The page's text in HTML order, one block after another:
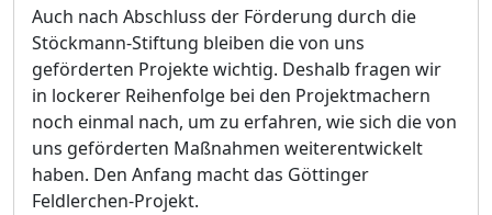
Auch nach Abschluss der Förderung durch die
Stöckmann-Stiftung bleiben die von uns
geförderten Projekte wichtig. Deshalb fragen wir
in lockerer Reihenfolge bei den Projektmachern
noch einmal nach, um zu erfahren, wie sich die von
uns geförderten Maßnahmen weiterentwickelt
haben. Den Anfang macht das Göttinger
Feldlerchen-Projekt.